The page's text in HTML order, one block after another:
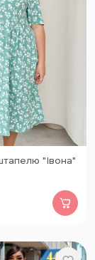
"Івона"